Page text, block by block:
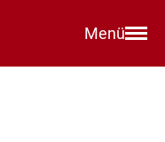
Menü